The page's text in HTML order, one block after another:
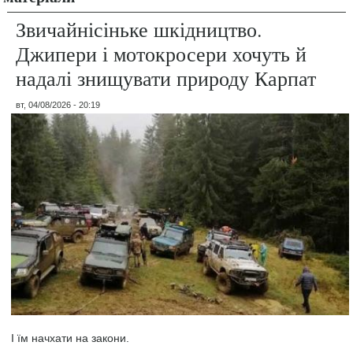
Звичайнісіньке шкідництво.
Джипери і мотокросери хочуть й
надалі знищувати природу Карпат
вт, 04/08/2026 - 20:19
І їм начхати на закони.